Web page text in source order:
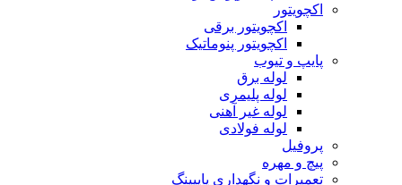
اکچویتور
اکچویتور برقی
اکچویتور پنوماتیک
پایپ و تیوب
لوله برق
لوله پلیمری
لوله غیر آهنی
لوله فولادی
پروفیل
پیچ و مهره
تعمیرات و نگهداری پایپینگ